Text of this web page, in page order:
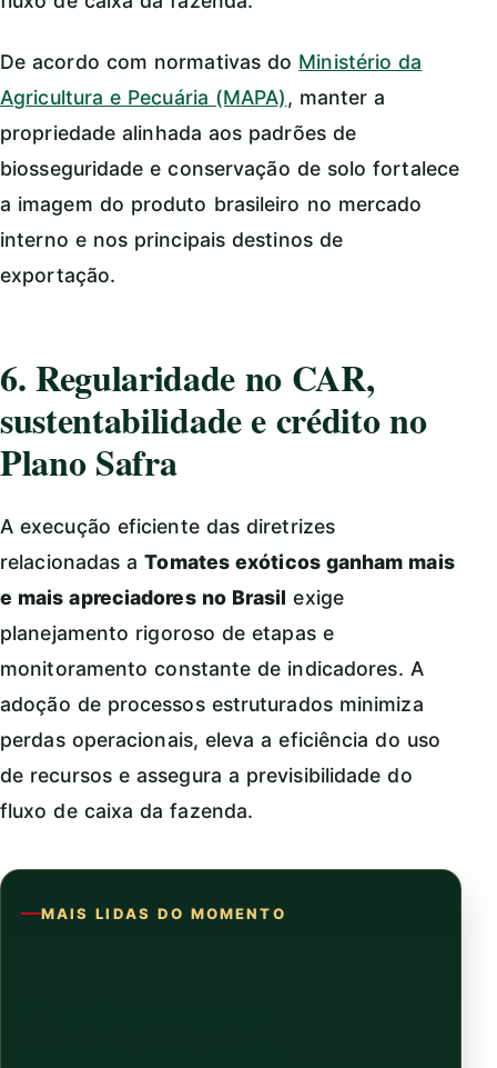
De acordo com normativas do Ministério da
Agricultura e Pecuária (MAPA), manter a
propriedade alinhada aos padrões de
biosseguridade e conservação de solo fortalece
a imagem do produto brasileiro no mercado
interno e nos principais destinos de
exportação.
6. Regularidade no CAR,
sustentabilidade e crédito no
Plano Safra
A execução eficiente das diretrizes
relacionadas aTomates exóticos ganham mais
e mais apreciadores no Brasil exige
planejamento rigoroso de etapas e
monitoramento constante de indicadores. A
adoção de processos estruturados minimiza
perdas operacionais, eleva a eficiência do uso
de recursos e assegura a previsibilidade do
fluxo de caixa da fazenda.
MAIS LIDAS DO MOMENTO